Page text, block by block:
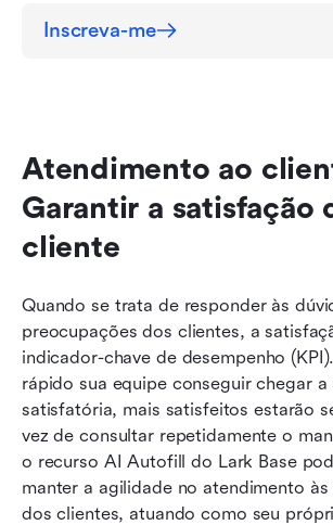
Inscreva-me
Atendimento ao
Garantir a satisfação
cliente
Quando se trata de responder às
preocupações dos clientes, a
indicador-chave de desempenho
rápido sua equipe conseguir chegar a
satisfatória, mais satisfeitos estarão
vez de consultar repetidamente o
o recurso AI Autofill do Lark Base
manter a agilidade no atendimento às
dos clientes, atuando como seu